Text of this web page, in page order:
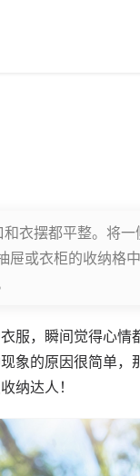
衣摆都平整。将
或衣柜的收纳格
，瞬间觉得心情
象的原因很简单，
纳达人！